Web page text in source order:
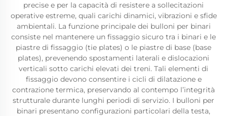
precise e per la capacità di resistere a sollecitazioni
operative estreme, quali carichi dinamici, vibrazioni e sfide
ambientali. La funzione principale dei bulloni per binari
consiste nel mantenere un fissaggio sicuro tra i binari e le
piastre di fissaggio (tie plates) o le piastre di base (base
plates), prevenendo spostamenti laterali e dislocazioni
verticali sotto carichi elevati dei treni. Tali elementi di
fissaggio devono consentire i cicli di dilatazione e
contrazione termica, preservando al contempo l’integrità
strutturale durante lunghi periodi di servizio. I bulloni per
binari presentano configurazioni particolari della testa,